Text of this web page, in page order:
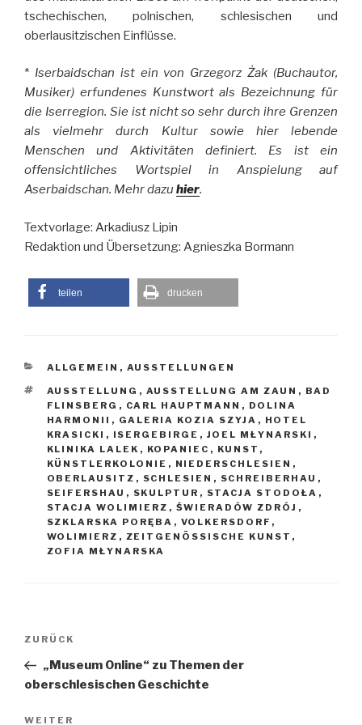
tschechischen, polnischen, schlesischen und
oberlausitzischen Einflüsse.
* Iserbaidschan ist ein von Grzegorz Żak (Buchautor,
Musiker) erfundenes Kunstwort als Bezeichnung für
die Iserregion. Sie ist nicht so sehr durch ihre Grenzen
als vielmehr durch Kultur sowie hier lebende
Menschen und Aktivitäten definiert. Es ist ein
offensichtliches Wortspiel in Anspielung auf
Aserbaidschan. Mehr dazu hier.
Textvorlage: Arkadiusz Lipin
Redaktion und Übersetzung: Agnieszka Bormann
teilen drucken
KATEGORIEN
ALLGEMEIN , AUSSTELLUNGEN
SCHLAGWÖRTER
AUSSTELLUNG , AUSSTELLUNG AM ZAUN , BAD
FLINSBERG , CARL HAUPTMANN , DOLINA
HARMONII , GALERIA KOZIA SZYJA , HOTEL
KRASICKI , ISERGEBIRGE , JOEL MŁYNARSKI ,
KLINIKA LALEK , KOPANIEC , KUNST ,
KÜNSTLERKOLONIE , NIEDERSCHLESIEN ,
OBERLAUSITZ , SCHLESIEN , SCHREIBERHAU ,
SEIFERSHAU , SKULPTUR , STACJA STODOŁA ,
STACJA WOLIMIERZ , ŚWIERADÓW ZDRÓJ ,
SZKLARSKA PORĘBA , VOLKERSDORF ,
WOLIMIERZ , ZEITGENÖSSISCHE KUNST ,
ZOFIA MŁYNARSKA
Vorheriger
Beitrag
ZURÜCK
„Museum Online“ zu Themen der
oberschlesischen Geschichte
Nächster
WEITER